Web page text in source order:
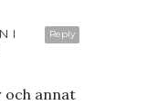
Reply
I
annat